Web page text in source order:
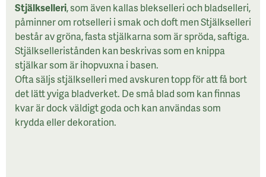
Stjälkselleri, som även kallas blekselleri och bladselleri,
påminner om rotselleri i smak och doft men Stjälkselleri
består av gröna, fasta stjälkarna som är spröda, saftiga.
Stjälkselleristånden kan beskrivas som en knippa
stjälkar som är ihopvuxna i basen.
Ofta säljs stjälkselleri med avskuren topp för att få bort
det lätt yviga bladverket. De små blad som kan finnas
kvar är dock väldigt goda och kan användas som
krydda eller dekoration.